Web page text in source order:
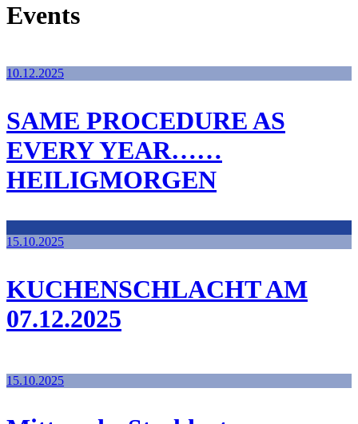
Events
10.12.2025
SAME PROCEDURE AS
EVERY YEAR……
HEILIGMORGEN
15.10.2025
KUCHENSCHLACHT AM
07.12.2025
15.10.2025